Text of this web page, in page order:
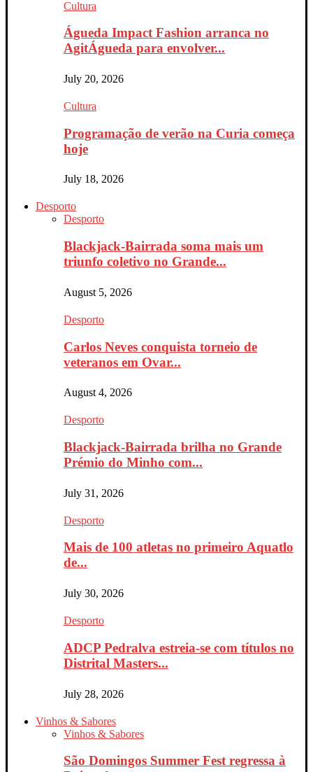
Cultura
Águeda Impact Fashion arranca no
AgitÁgueda para envolver...
July 20, 2026
Cultura
Programação de verão na Curia começa
hoje
July 18, 2026
Desporto
Desporto
Blackjack-Bairrada soma mais um
triunfo coletivo no Grande...
August 5, 2026
Desporto
Carlos Neves conquista torneio de
veteranos em Ovar...
August 4, 2026
Desporto
Blackjack-Bairrada brilha no Grande
Prémio do Minho com...
July 31, 2026
Desporto
Mais de 100 atletas no primeiro Aquatlo
de...
July 30, 2026
Desporto
ADCP Pedralva estreia-se com títulos no
Distrital Masters...
July 28, 2026
Vinhos & Sabores
Vinhos & Sabores
São Domingos Summer Fest regressa à